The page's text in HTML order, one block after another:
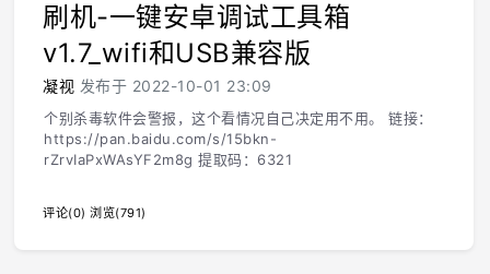
刷机-一键安卓调试工具箱
v1.7_wifi和USB兼容版
凝视 发布于 2022-10-01 23:09
个别杀毒软件会警报，这个看情况自己决定用不用。 链接：
https://pan.baidu.com/s/15bkn-
rZrvIaPxWAsYF2m8g 提取码：6321
评论(0) 浏览(791)